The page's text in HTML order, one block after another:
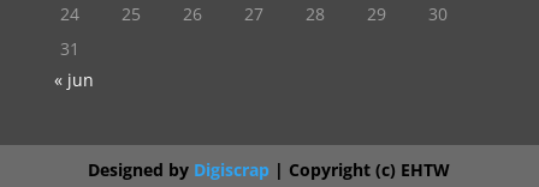
24
25 26 27 28 29
30
31
« jun
Designed by Digiscrap | Copyright (c) EHTW